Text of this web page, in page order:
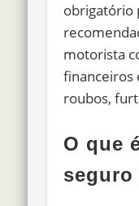
obrigatório
motorista
financeiros
roubos,
O que
seguro